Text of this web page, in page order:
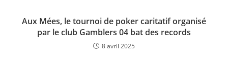
Aux Mées, le tournoi de poker caritatif organisé
par le club Gamblers 04 bat des records
8 avril 2025